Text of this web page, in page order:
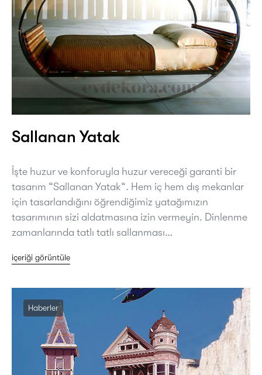
Sallanan Yatak
İşte huzur ve konforuyla huzur vereceği garanti bir
tasarım “Sallanan Yatak“. Hem iç hem dış mekanlar
için tasarlandığını öğrendiğimiz yatağımızın
tasarımının sizi aldatmasına izin vermeyin. Dinlenme
zamanlarında tatlı tatlı sallanması…
içeriği görüntüle
Haberler